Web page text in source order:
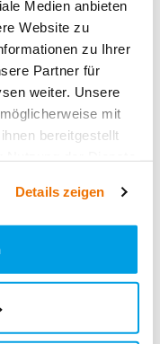
Medien anbieten
Website zu
zu Ihrer
Partner für
weiter. Unsere
mit
bereitgestellt
Details zeigen